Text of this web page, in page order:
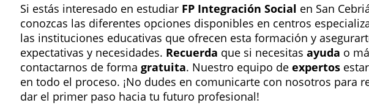
Si estás interesado en estudiar FP Integración Social en San
conozcas las diferentes opciones disponibles en centros
las instituciones educativas que ofrecen esta formación y
expectativas y necesidades. Recuerda que si necesitas ayuda o
contactarnos de forma gratuita. Nuestro equipo de expertos
en todo el proceso. ¡No dudes en comunicarte con nosotros para
dar el primer paso hacia tu futuro profesional!